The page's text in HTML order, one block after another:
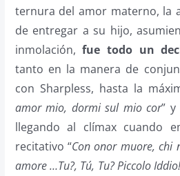
ternura del amor materno, la
de entregar a su hijo,
inmolación,fue todo un
tanto en la manera de
con Sharpless, hasta la
amor mio, dormi sul mio cor”
llegando al clímax cuando
recitativo “Con onor muore, chi
amore …Tu?, Tú, Tu? Piccolo